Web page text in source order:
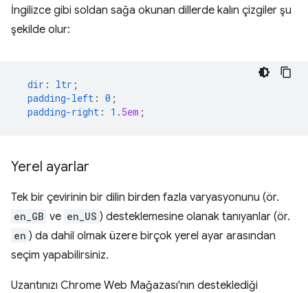
İngilizce gibi soldan sağa okunan dillerde kalın çizgiler şu
şekilde olur:
dir : ltr ;
padding-left : 0 ;
padding-right : 1 . 5em ;
Yerel ayarlar
Tek bir çevirinin bir dilin birden fazla varyasyonunu (ör.
en_GB ve en_US ) desteklemesine olanak tanıyanlar (ör.
en ) da dahil olmak üzere birçok yerel ayar arasından
seçim yapabilirsiniz.
Uzantınızı Chrome Web Mağazası'nın desteklediği